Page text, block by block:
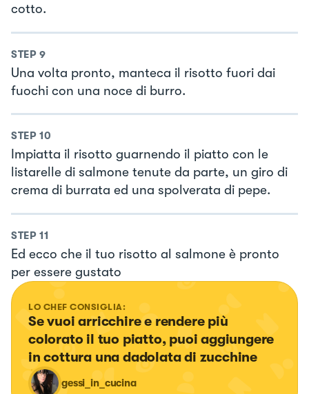
cotto.
STEP 9
Una volta pronto, manteca il risotto fuori dai
fuochi con una noce di burro.
STEP 10
Impiatta il risotto guarnendo il piatto con le
listarelle di salmone tenute da parte, un giro di
crema di burrata ed una spolverata di pepe.
STEP 11
Ed ecco che il tuo risotto al salmone è pronto
per essere gustato
LO CHEF CONSIGLIA:
Se vuoi arricchire e rendere più
colorato il tuo piatto, puoi aggiungere
in cottura una dadolata di zucchine
gessi_in_cucina